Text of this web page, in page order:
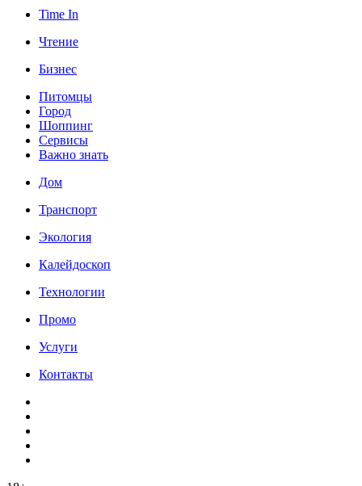
Time In
Чтение
Бизнес
Питомцы
Город
Шоппинг
Сервисы
Важно знать
Дом
Транспорт
Экология
Калейдоскоп
Технологии
Промо
Услуги
Контакты